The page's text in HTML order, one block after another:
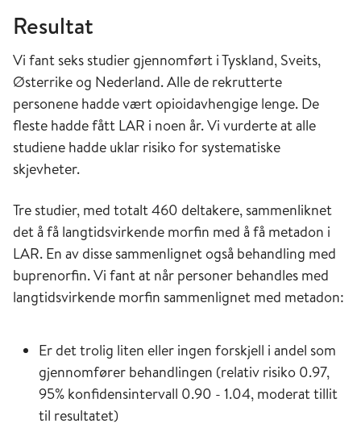
Resultat
Vi fant seks studier gjennomført i Tyskland, Sveits,
Østerrike og Nederland. Alle de rekrutterte
personene hadde vært opioidavhengige lenge. De
fleste hadde fått LAR i noen år. Vi vurderte at alle
studiene hadde uklar risiko for systematiske
skjevheter.
Tre studier, med totalt 460 deltakere, sammenliknet
det å få langtidsvirkende morfin med å få metadon i
LAR. En av disse sammenlignet også behandling med
buprenorfin. Vi fant at når personer behandles med
langtidsvirkende morfin sammenlignet med metadon:
Er det trolig liten eller ingen forskjell i andel som
gjennomfører behandlingen (relativ risiko 0.97,
95% konfidensintervall 0.90 - 1.04, moderat tillit
til resultatet)